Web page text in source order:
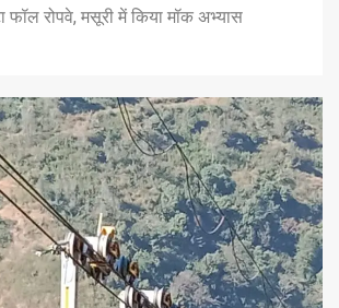
फॉल रोपवे, मसूरी में किया मॉक अभ्यास